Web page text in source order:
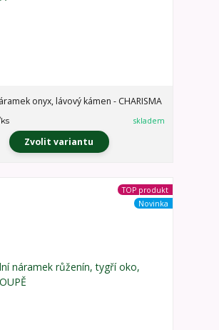
onyx, lávový kámen - CHARISMA
ks skladem
Zvolit variantu
TOP produkt
Novinka